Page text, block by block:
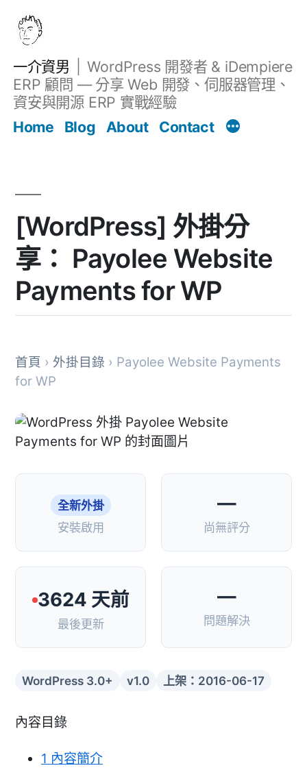
一介資男
WordPress 開發者 & iDempiere
ERP 顧問 — 分享 Web 開發、伺服器管理、
資安與開源 ERP 實戰經驗
Home
Blog About Contact
[WordPress] 外掛分
享： Payolee Website
Payments for WP
首頁 › 外掛目錄 › Payolee Website Payments
for WP
全新外掛
安裝啟用
—
尚無評分
3624 天前
最後更新
—
問題解決
WordPress 3.0+ v1.0 上架：2016-06-17
內容目錄
1 內容簡介
文章